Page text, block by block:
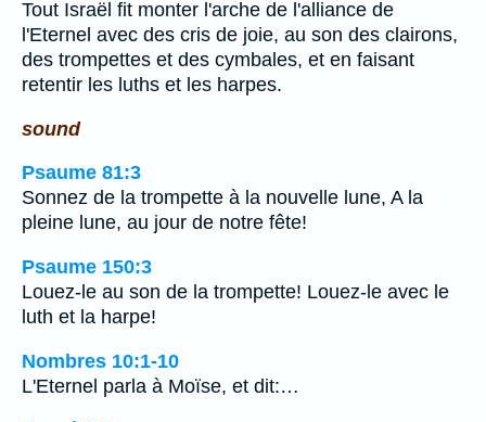
Tout Israël fit monter l'arche de l'alliance de
l'Eternel avec des cris de joie, au son des clairons,
des trompettes et des cymbales, et en faisant
retentir les luths et les harpes.
sound
Psaume 81:3
Sonnez de la trompette à la nouvelle lune, A la
pleine lune, au jour de notre fête!
Psaume 150:3
Louez-le au son de la trompette! Louez-le avec le
luth et la harpe!
Nombres 10:1-10
L'Eternel parla à Moïse, et dit:…